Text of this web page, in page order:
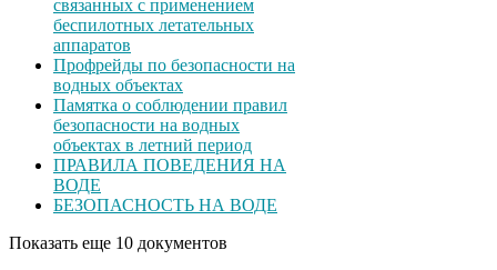
связанных с применением
беспилотных летательных
аппаратов
Профрейды по безопасности на
водных объектах
Памятка о соблюдении правил
безопасности на водных
объектах в летний период
ПРАВИЛА ПОВЕДЕНИЯ НА
ВОДЕ
БЕЗОПАСНОСТЬ НА ВОДЕ
Показать еще 10 документов